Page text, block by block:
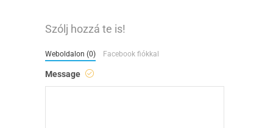
Szólj hozzá te is!
Weboldalon (0) Facebook fiókkal
Message